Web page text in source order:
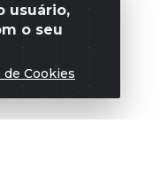
usuário,
o seu
Cookies